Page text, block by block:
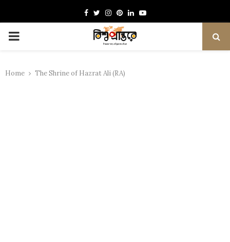
Facebook
TwitterInstagram
Pinterest
LinkedinYoutube
PRIMARY
Home The Shrine of Hazrat Ali (RA)